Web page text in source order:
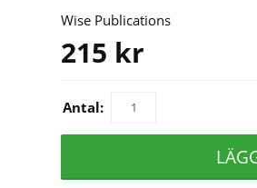
Wise Publications
215 kr
Antal: